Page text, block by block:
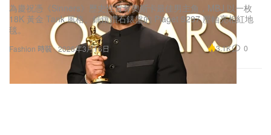
Fashion 時裝
為慶祝憑《Sinners》歷史性首奪奧斯卡最佳男主角，MBJ 以一枚
18K 黃金 Tank 風格、鋪鑲鑽石錶盤的 Piaget 9297 壓軸亮相紅地
毯。
2026年3月16日 3.1K 0